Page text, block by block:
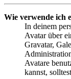
Wie verwende ich
In deinem
Avatar über
Gravatar,
Avatare
kannst,